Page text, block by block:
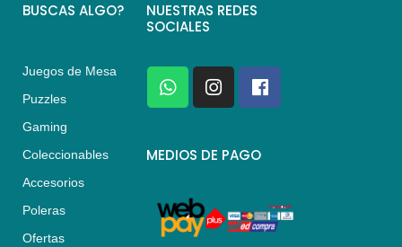
BUSCAS ALGO?
Juegos de Mesa
Puzzles
Gaming
Coleccionables
Accesorios
Poleras
Ofertas
NUESTRAS REDES
SOCIALES
W
h
a
s
p
I
n
s
a
a
m
F
a
c
b
k
MEDIOS DE PAGO